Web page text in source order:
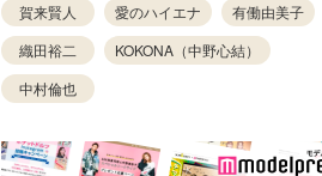
賀来賢人 愛のハイエナ
有働由美子
織田裕二
KOKONA（中野心結）
中村倫也